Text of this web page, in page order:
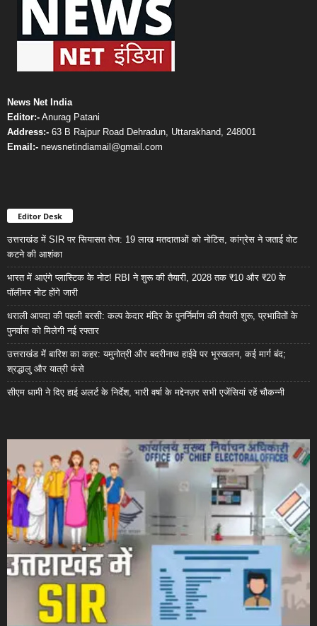
News Net India
Editor:- Anurag Patani
Address:- 63 B Rajpur Road Dehradun, Uttarakhand, 248001
Email:- newsnetindiamail@gmail.com
Editor Desk
उत्तराखंड में SIR पर सियासत तेज: 19 लाख मतदाताओं को नोटिस, कांग्रेस ने जताई वोट
कटने की आशंका
भारत में आएंगे प्लास्टिक के नोट! RBI ने शुरू की तैयारी, 2028 तक ₹10 और ₹20 के
पॉलीमर नोट होंगे जारी
धराली आपदा की पहली बरसी: कल्प केदार मंदिर के पुनर्निर्माण की तैयारी शुरू, प्रभावितों के
पुनर्वास को मिलेगी नई रफ्तार
उत्तराखंड में बारिश का कहर: यमुनोत्री और बदरीनाथ हाईवे पर भूस्खलन, कई मार्ग बंद;
श्रद्धालु और यात्री फंसे
सीएम धामी ने दिए हाई अलर्ट के निर्देश, भारी वर्षा के मद्देनज़र सभी एजेंसियां रहें चौकन्नी